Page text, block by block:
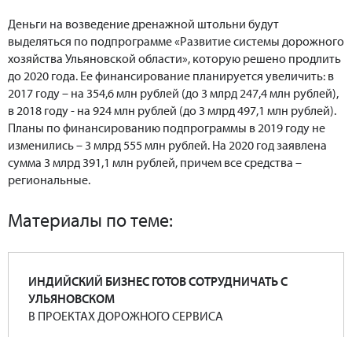
Деньги на возведение дренажной штольни будут
выделяться по подпрограмме «Развитие системы дорожного
хозяйства Ульяновской области», которую решено продлить
до 2020 года. Ее финансирование планируется увеличить: в
2017 году – на 354,6 млн рублей (до 3 млрд 247,4 млн рублей),
в 2018 году - на 924 млн рублей (до 3 млрд 497,1 млн рублей).
Планы по финансированию подпрограммы в 2019 году не
изменились – 3 млрд 555 млн рублей. На 2020 год заявлена
сумма 3 млрд 391,1 млн рублей, причем все средства –
региональные.
Материалы по теме:
ИНДИЙСКИЙ БИЗНЕС ГОТОВ СОТРУДНИЧАТЬ С
УЛЬЯНОВСКОМ
В ПРОЕКТАХ ДОРОЖНОГО СЕРВИСА